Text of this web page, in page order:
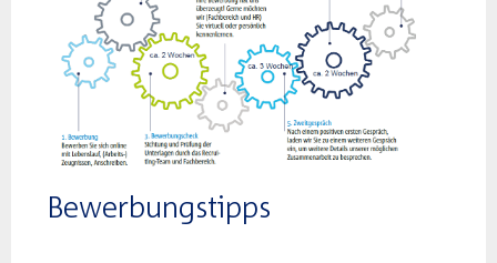
Bewerbungstipps